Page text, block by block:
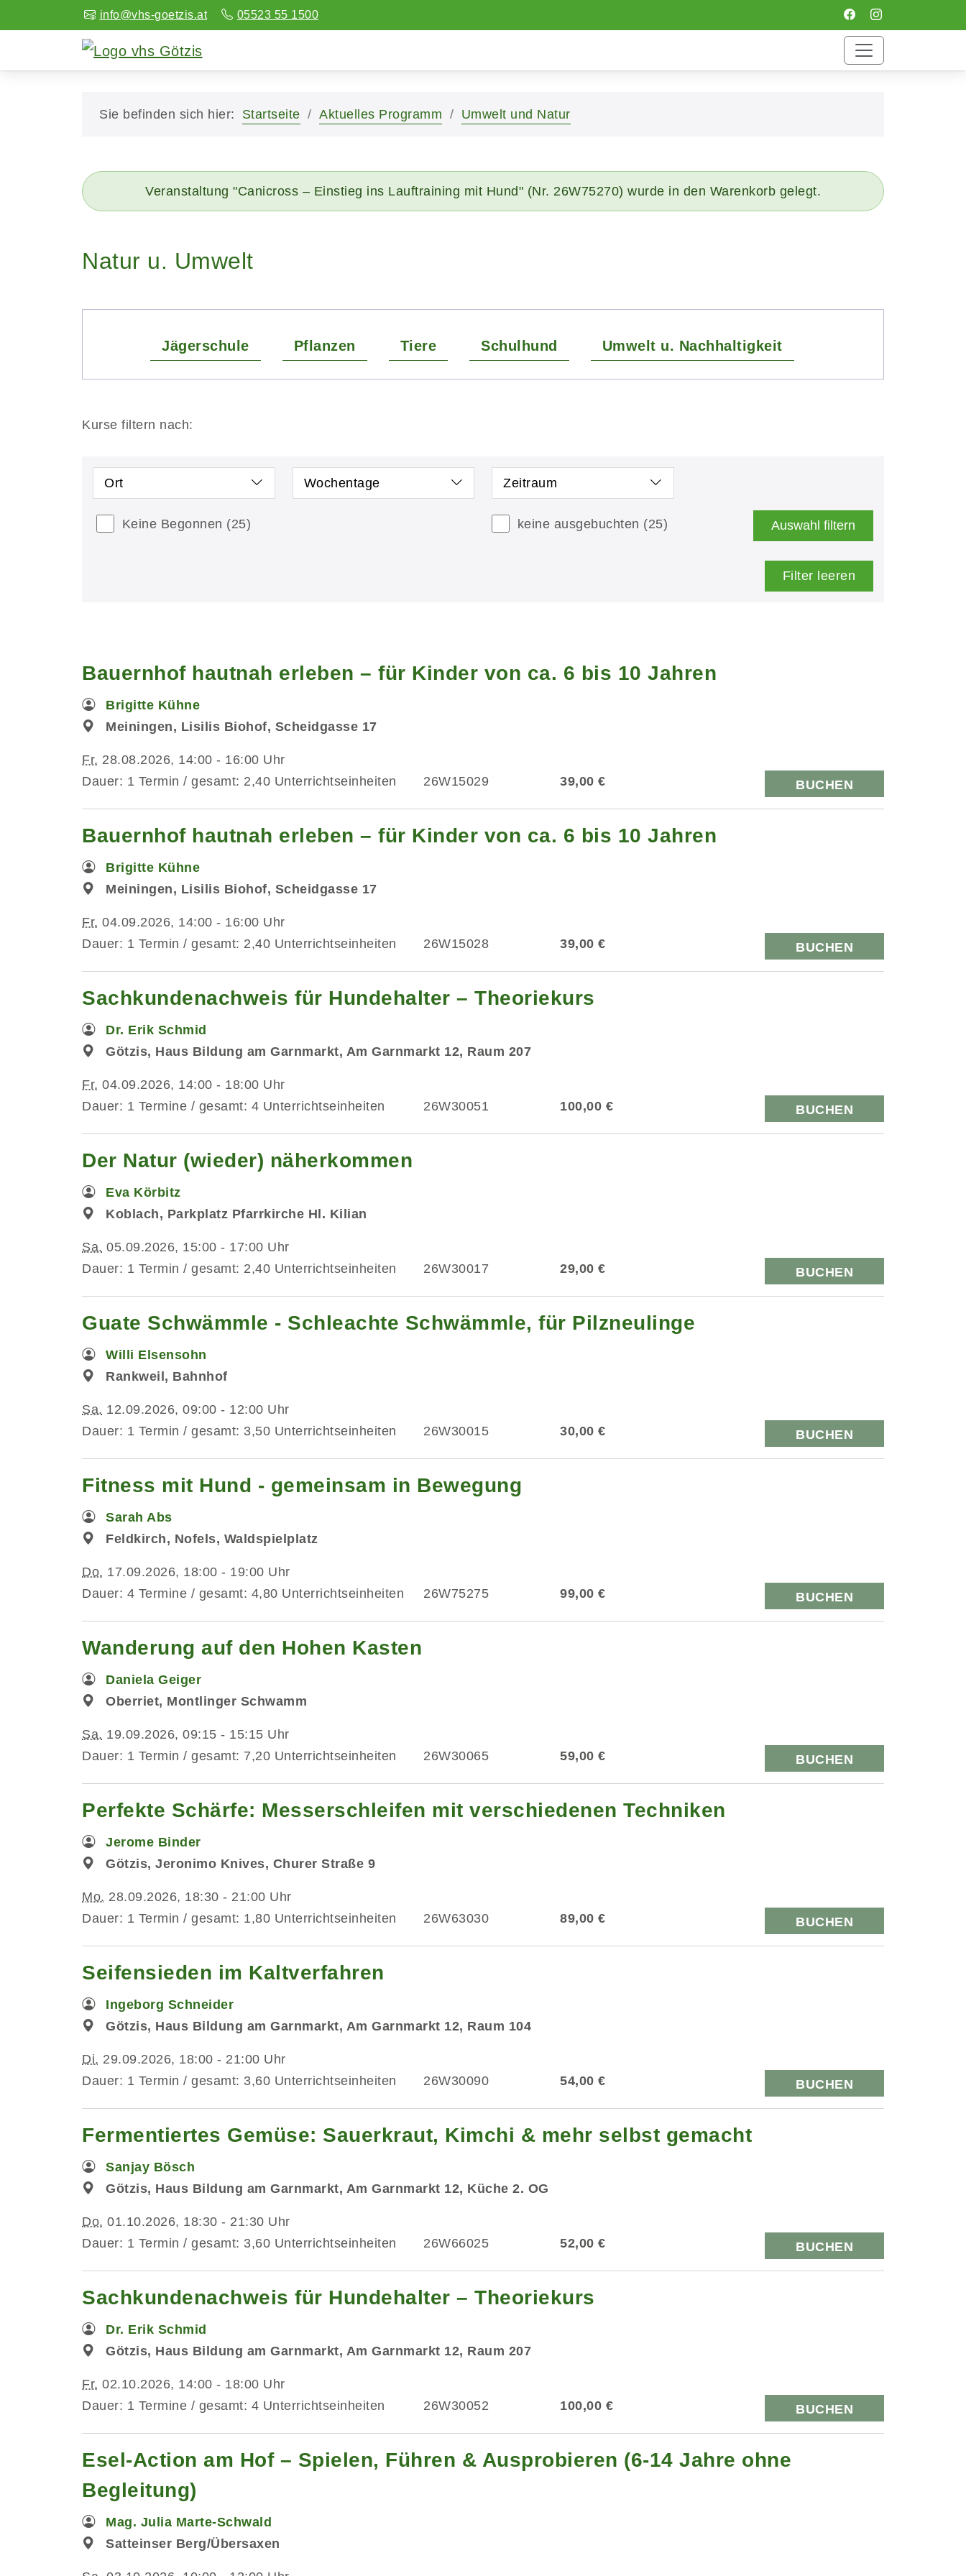
info@vhs-goetzis.at 05523 55 1500
Sie befinden sich hier: Startseite Aktuelles Programm Umwelt und Natur
Veranstaltung "Canicross – Einstieg ins Lauftraining mit Hund" (Nr. 26W75270) wurde in den Warenkorb gelegt.
Natur u. Umwelt
Jägerschule Pflanzen Tiere Schulhund Umwelt u. Nachhaltigkeit
Kurse filtern nach:
Ort Wochentage Zeitraum
Keine Begonnen (25) keine ausgebuchten (25) Auswahl filtern
Filter leeren
Bauernhof hautnah erleben – für Kinder von ca. 6 bis 10 Jahren
Brigitte Kühne
Meiningen, Lisilis Biohof, Scheidgasse 17
Fr. 28.08.2026, 14:00 - 16:00 Uhr
Dauer: 1 Termin / gesamt: 2,40 Unterrichtseinheiten
26W15029 39,00 € BUCHEN
Bauernhof hautnah erleben – für Kinder von ca. 6 bis 10 Jahren
Brigitte Kühne
Meiningen, Lisilis Biohof, Scheidgasse 17
Fr. 04.09.2026, 14:00 - 16:00 Uhr
Dauer: 1 Termin / gesamt: 2,40 Unterrichtseinheiten
26W15028 39,00 € BUCHEN
Sachkundenachweis für Hundehalter – Theoriekurs
Dr. Erik Schmid
Götzis, Haus Bildung am Garnmarkt, Am Garnmarkt 12, Raum 207
Fr. 04.09.2026, 14:00 - 18:00 Uhr
Dauer: 1 Termine / gesamt: 4 Unterrichtseinheiten
26W30051 100,00 € BUCHEN
Der Natur (wieder) näherkommen
Eva Körbitz
Koblach, Parkplatz Pfarrkirche Hl. Kilian
Sa. 05.09.2026, 15:00 - 17:00 Uhr
Dauer: 1 Termin / gesamt: 2,40 Unterrichtseinheiten
26W30017 29,00 € BUCHEN
Guate Schwämmle - Schleachte Schwämmle, für Pilzneulinge
Willi Elsensohn
Rankweil, Bahnhof
Sa. 12.09.2026, 09:00 - 12:00 Uhr
Dauer: 1 Termin / gesamt: 3,50 Unterrichtseinheiten
26W30015 30,00 € BUCHEN
Fitness mit Hund - gemeinsam in Bewegung
Sarah Abs
Feldkirch, Nofels, Waldspielplatz
Do. 17.09.2026, 18:00 - 19:00 Uhr
Dauer: 4 Termine / gesamt: 4,80 Unterrichtseinheiten
26W75275 99,00 € BUCHEN
Wanderung auf den Hohen Kasten
Daniela Geiger
Oberriet, Montlinger Schwamm
Sa. 19.09.2026, 09:15 - 15:15 Uhr
Dauer: 1 Termin / gesamt: 7,20 Unterrichtseinheiten
26W30065 59,00 € BUCHEN
Perfekte Schärfe: Messerschleifen mit verschiedenen Techniken
Jerome Binder
Götzis, Jeronimo Knives, Churer Straße 9
Mo. 28.09.2026, 18:30 - 21:00 Uhr
Dauer: 1 Termin / gesamt: 1,80 Unterrichtseinheiten
26W63030 89,00 € BUCHEN
Seifensieden im Kaltverfahren
Ingeborg Schneider
Götzis, Haus Bildung am Garnmarkt, Am Garnmarkt 12, Raum 104
Di. 29.09.2026, 18:00 - 21:00 Uhr
Dauer: 1 Termin / gesamt: 3,60 Unterrichtseinheiten
26W30090 54,00 € BUCHEN
Fermentiertes Gemüse: Sauerkraut, Kimchi & mehr selbst gemacht
Sanjay Bösch
Götzis, Haus Bildung am Garnmarkt, Am Garnmarkt 12, Küche 2. OG
Do. 01.10.2026, 18:30 - 21:30 Uhr
Dauer: 1 Termin / gesamt: 3,60 Unterrichtseinheiten
26W66025 52,00 € BUCHEN
Sachkundenachweis für Hundehalter – Theoriekurs
Dr. Erik Schmid
Götzis, Haus Bildung am Garnmarkt, Am Garnmarkt 12, Raum 207
Fr. 02.10.2026, 14:00 - 18:00 Uhr
Dauer: 1 Termine / gesamt: 4 Unterrichtseinheiten
26W30052 100,00 € BUCHEN
Esel-Action am Hof – Spielen, Führen & Ausprobieren (6-14 Jahre ohne
Begleitung)
Mag. Julia Marte-Schwald
Satteinser Berg/Übersaxen